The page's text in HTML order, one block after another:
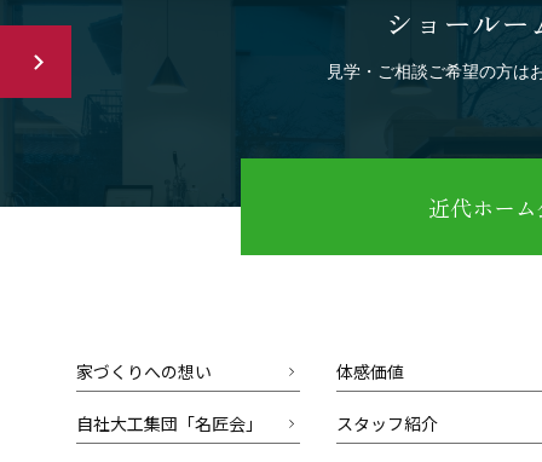
ショール
見学・ご相談ご希望の方は
近代ホー
家づくりへの想い 体感価値
自社大工集団「名匠会」 スタッフ紹介